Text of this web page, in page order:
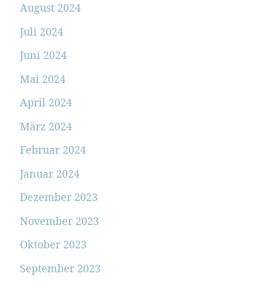
August 2024
Juli 2024
Juni 2024
Mai 2024
April 2024
März 2024
Februar 2024
Januar 2024
Dezember 2023
November 2023
Oktober 2023
September 2023